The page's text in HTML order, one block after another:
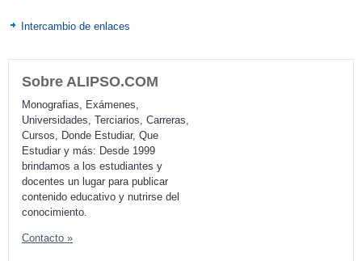
Intercambio de enlaces
Sobre ALIPSO.COM
Monografias, Exámenes,
Universidades, Terciarios, Carreras,
Cursos, Donde Estudiar, Que
Estudiar y más: Desde 1999
brindamos a los estudiantes y
docentes un lugar para publicar
contenido educativo y nutrirse del
conocimiento.
Contacto »